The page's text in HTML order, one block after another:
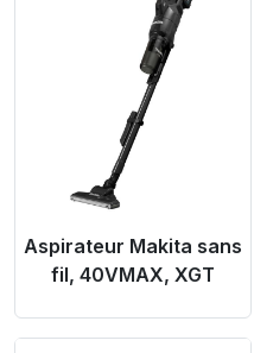
Aspirateur Makita sans
fil, 40VMAX, XGT